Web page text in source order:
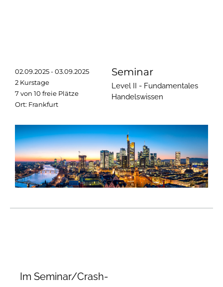
02.09.2025 - 03.09.2025
2 Kurstage
7 von 10 freie Plätze
Ort: Frankfurt
Seminar
Level II - Fundamentales
Handelswissen
Im Seminar/Crash-